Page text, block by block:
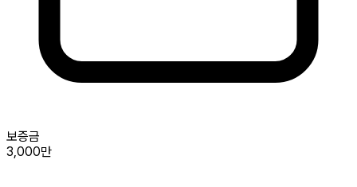
보증금
3,000만